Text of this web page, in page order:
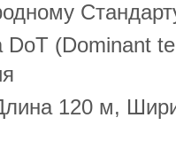
DoT (Dominant
120 м,